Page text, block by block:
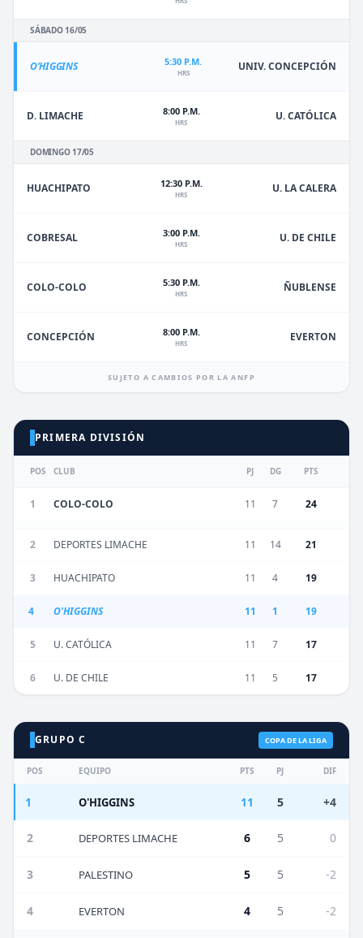
SÁBADO 16/05
O'HIGGINS 5:30 P.M.
HRS UNIV. CONCEPCIÓN
D. LIMACHE 8:00 P.M.
HRS U. CATÓLICA
DOMINGO 17/05
HUACHIPATO 12:30 P.M.
HRS U. LA CALERA
COBRESAL 3:00 P.M.
HRS U. DE CHILE
COLO-COLO 5:30 P.M.
HRS ÑUBLENSE
CONCEPCIÓN 8:00 P.M.
HRS EVERTON
SUJETO A CAMBIOS POR LA ANFP
PRIMERA DIVISIÓN
POS CLUB PJ DG PTS
1 COLO-COLO 11 7 24
2 DEPORTES LIMACHE 11 14 21
3 HUACHIPATO 11 4 19
4 O'HIGGINS 11 1 19
5 U. CATÓLICA 11 7 17
6 U. DE CHILE 11 5 17
GRUPO C COPA DE LA LIGA
POS EQUIPO PTS PJ DIF
1 O'HIGGINS 11 5 +4
2 DEPORTES LIMACHE 6 5 0
3 PALESTINO 5 5 -2
4 EVERTON 4 5 -2